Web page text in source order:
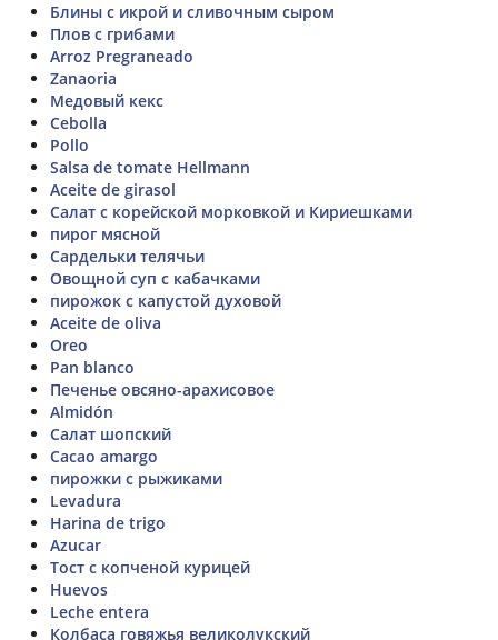
Блины с икрой и сливочным сыром
Плов с грибами
Arroz Pregraneado
Zanaoria
Медовый кекс
Cebolla
Pollo
Salsa de tomate Hellmann
Aceite de girasol
Салат с корейской морковкой и Кириешками
пирог мясной
Сардельки телячьи
Овощной суп с кабачками
пирожок с капустой духовой
Aceite de oliva
Oreo
Pan blanco
Печенье овсяно-арахисовое
Almidón
Салат шопский
Cacao amargo
пирожки с рыжиками
Levadura
Harina de trigo
Azucar
Тост с копченой курицей
Huevos
Leche entera
Колбаса говяжья великолукский